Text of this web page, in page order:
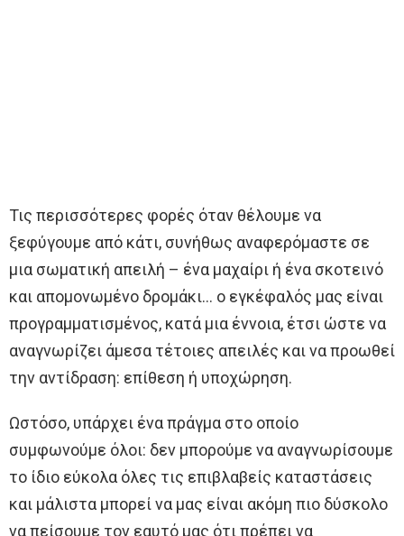
Τις περισσότερες φορές όταν θέλουμε να
ξεφύγουμε από κάτι, συνήθως αναφερόμαστε σε
μια σωματική απειλή – ένα μαχαίρι ή ένα σκοτεινό
και απομονωμένο δρομάκι… ο εγκέφαλός μας είναι
προγραμματισμένος, κατά μια έννοια, έτσι ώστε να
αναγνωρίζει άμεσα τέτοιες απειλές και να προωθεί
την αντίδραση: επίθεση ή υποχώρηση.
Ωστόσο, υπάρχει ένα πράγμα στο οποίο
συμφωνούμε όλοι: δεν μπορούμε να αναγνωρίσουμε
το ίδιο εύκολα όλες τις επιβλαβείς καταστάσεις
και μάλιστα μπορεί να μας είναι ακόμη πιο δύσκολο
να πείσουμε τον εαυτό μας ότι πρέπει να